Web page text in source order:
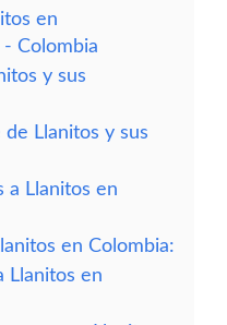
en
Colombia
y sus
Llanitos y sus
a Llanitos en
en Colombia:
Llanitos en